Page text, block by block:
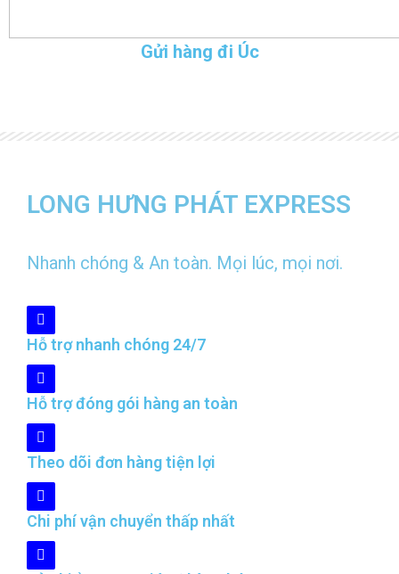
Gửi hàng đi Úc
LONG HƯNG PHÁT EXPRESS
Nhanh chóng & An toàn. Mọi lúc, mọi nơi.
Hỗ trợ nhanh chóng 24/7
Hỗ trợ đóng gói hàng an toàn
Theo dõi đơn hàng tiện lợi
Chi phí vận chuyển thấp nhất